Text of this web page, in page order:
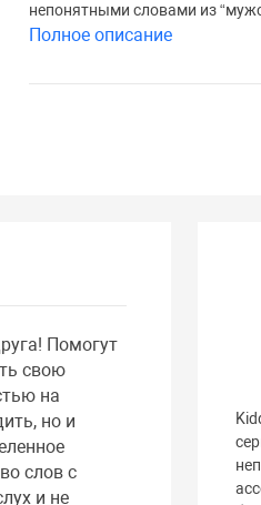
непонятными словами из
Полное описание
Помогут
свою
на
но и
слов с
и не